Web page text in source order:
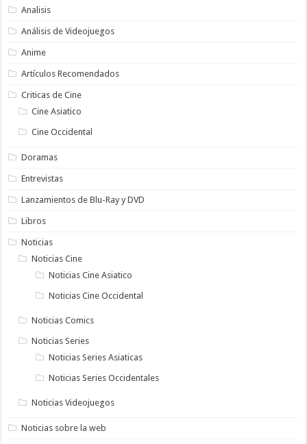
Analisis
Análisis de Videojuegos
Anime
Artículos Recomendados
Criticas de Cine
Cine Asiatico
Cine Occidental
Doramas
Entrevistas
Lanzamientos de Blu-Ray y DVD
Libros
Noticias
Noticias Cine
Noticias Cine Asiatico
Noticias Cine Occidental
Noticias Comics
Noticias Series
Noticias Series Asiaticas
Noticias Series Occidentales
Noticias Videojuegos
Noticias sobre la web